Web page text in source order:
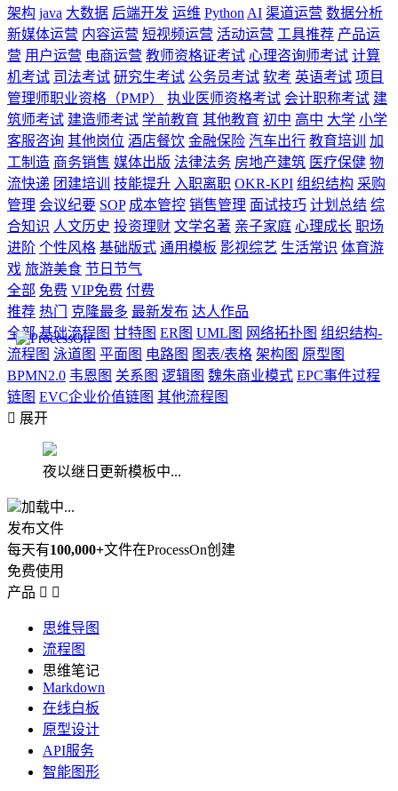
架构 java 大数据 后端开发 运维 Python AI 渠道运营 数据分析
新媒体运营 内容运营 短视频运营 活动运营 工具推荐 产品运
营 用户运营 电商运营 教师资格证考试 心理咨询师考试 计算
机考试 司法考试 研究生考试 公务员考试 软考 英语考试 项目
管理师职业资格（PMP）
执业医师资格考试 会计职称考试 建
筑师考试 建造师考试 学前教育 其他教育 初中 高中 大学 小学
客服咨询 其他岗位 酒店餐饮 金融保险 汽车出行 教育培训
加
工制造 商务销售 媒体出版 法律法务 房地产建筑 医疗保健 物
流快递 团建培训 技能提升 入职离职 OKR-KPI 组织结构 采购
管理 会议纪要 SOP 成本管控 销售管理 面试技巧 计划总结 综
合知识 人文历史 投资理财 文学名著 亲子家庭 心理成长 职场
进阶 个性风格 基础版式 通用模板 影视综艺 生活常识 体育游
戏 旅游美食 节日节气
全部 免费 VIP免费 付费
推荐 热门 克隆最多 最新发布 达人作品
全部 基础流程图 甘特图 ER图 UML图 网络拓扑图 组织结构-
流程图 泳道图 平面图 电路图 图表/表格 架构图 原型图
BPMN2.0 韦恩图 关系图 逻辑图 魏朱商业模式 EPC事件过程
链图 EVC企业价值链图 其他流程图
 展开
夜以继日更新模板中...
加载中...
发布文件
每天有100,000+文件在ProcessOn创建
免费使用
产品  
思维导图
流程图
思维笔记
Markdown
在线白板
原型设计
API服务
智能图形